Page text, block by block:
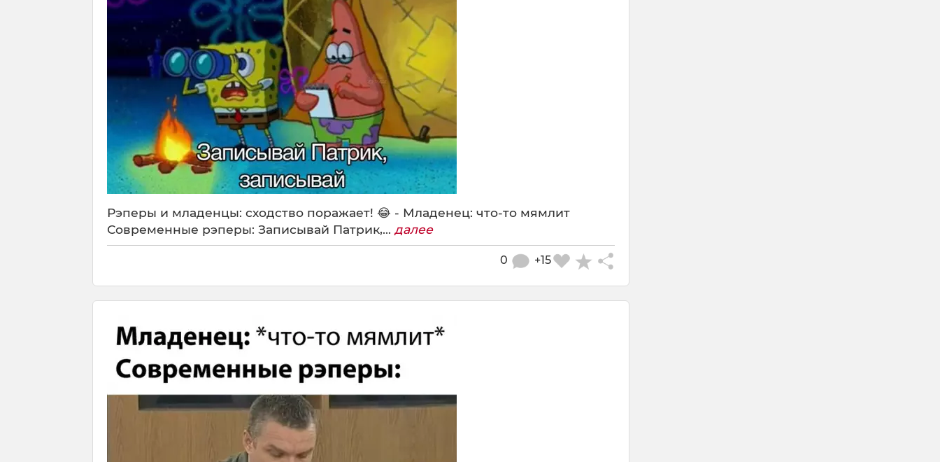
Рэперы и младенцы: сходство поражает! 😂 - Младенец: что-то мямлит
Современные рэперы: Записывай Патрик,... далее
+15
0